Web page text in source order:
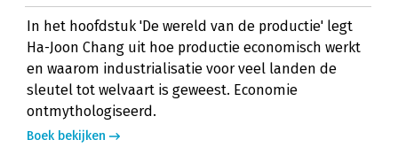
In het hoofdstuk 'De wereld van de productie' legt
Ha-Joon Chang uit hoe productie economisch werkt
en waarom industrialisatie voor veel landen de
sleutel tot welvaart is geweest. Economie
ontmythologiseerd.
Boek bekijken